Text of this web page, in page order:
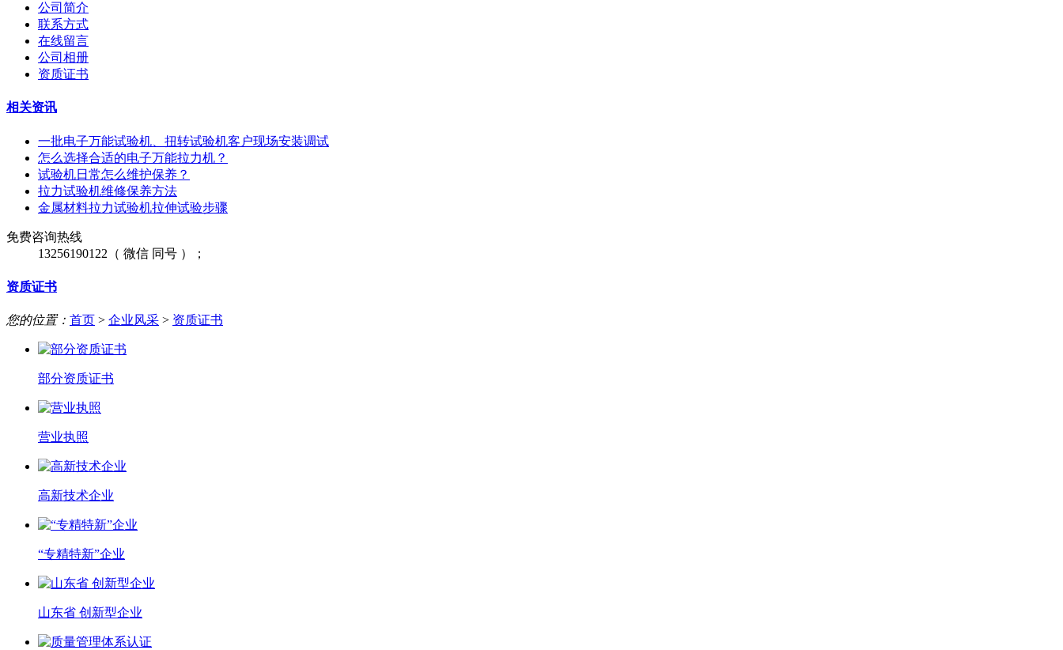
公司简介
联系方式
在线留言
公司相册
资质证书
相关资讯
一批电子万能试验机、扭转试验机客户现场安装调试
怎么选择合适的电子万能拉力机？
试验机日常怎么维护保养？
拉力试验机维修保养方法
金属材料拉力试验机拉伸试验步骤
免费咨询热线
13256190122（ 微信 同号 ）；
资质证书
您的位置： 首页 > 企业风采 > 资质证书
部分资质证书
营业执照
高新技术企业
“专精特新”企业
山东省 创新型企业